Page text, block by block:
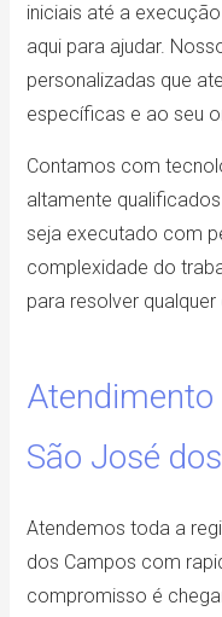
iniciais até a
aqui para ajudar.
personalizadas que
específicas e ao seu
Contamos com
altamente
seja executado com
complexidade do
para resolver
São José
Atendemos toda a
dos Campos com
compromisso é